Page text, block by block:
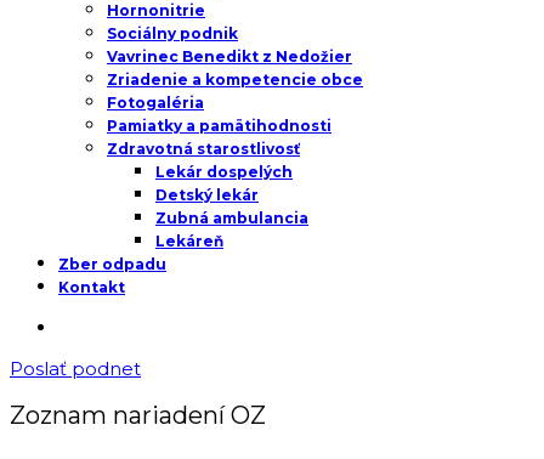
Hornonitrie
Sociálny podnik
Vavrinec Benedikt z Nedožier
Zriadenie a kompetencie obce
Fotogaléria
Pamiatky a pamätihodnosti
Zdravotná starostlivosť
Lekár dospelých
Detský lekár
Zubná ambulancia
Lekáreň
Zber odpadu
Kontakt
Poslať podnet
Zoznam nariadení OZ